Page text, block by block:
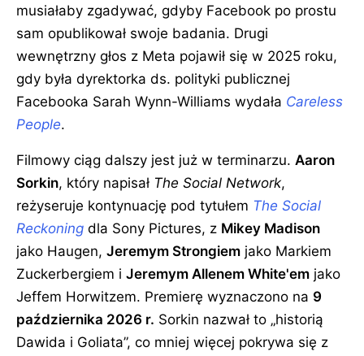
musiałaby zgadywać, gdyby Facebook po prostu
sam opublikował swoje badania. Drugi
wewnętrzny głos z Meta pojawił się w 2025 roku,
gdy była dyrektorka ds. polityki publicznej
Facebooka Sarah Wynn-Williams wydała Careless
People.
Filmowy ciąg dalszy jest już w terminarzu. Aaron
Sorkin, który napisał The Social Network,
reżyseruje kontynuację pod tytułem The Social
Reckoning dla Sony Pictures, z Mikey Madison
jako Haugen, Jeremym Strongiem jako Markiem
Zuckerbergiem i Jeremym Allenem White'em jako
Jeffem Horwitzem. Premierę wyznaczono na 9
października 2026 r. Sorkin nazwał to historią
Dawida i Goliata , co mniej więcej pokrywa się z